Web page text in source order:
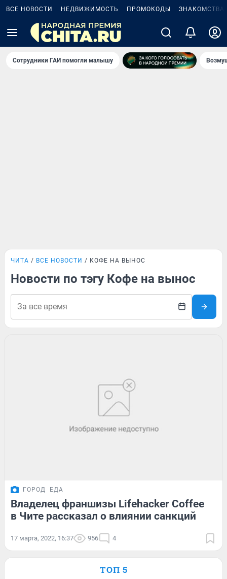
ВСЕ НОВОСТИ НЕДВИЖИМОСТЬ ПРОМОКОДЫ ЗНАКОМСТВА
Сотрудники ГАИ помогли малышу
ЧИТА ВСЕ НОВОСТИ КОФЕ НА ВЫНОС
Новости по тэгу Кофе на вынос
ГОРОД ЕДА
Владелец франшизы Lifehacker Coffee
в Чите рассказал о влиянии санкций
17 марта, 2022, 16:37 956 4
ТОП 5